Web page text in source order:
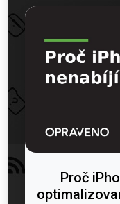
Proč